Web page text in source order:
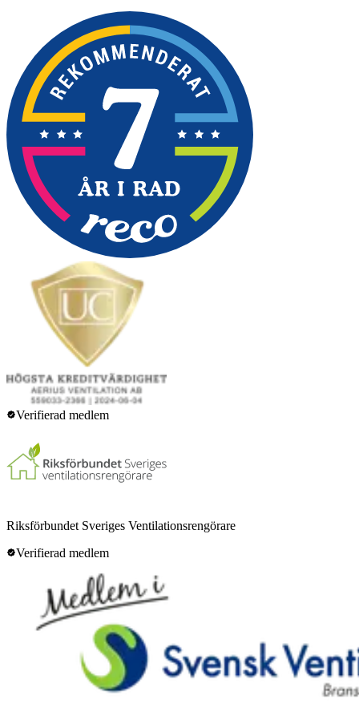
Verifierad medlem
Riksförbundet Sveriges Ventilationsrengörare
Verifierad medlem